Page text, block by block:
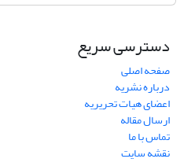
دسترسی سریع
صفحه اصلی
درباره نشریه
اعضای هیات تحریریه
ارسال مقاله
تماس با ما
نقشه سایت